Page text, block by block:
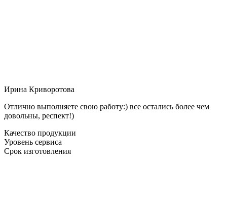
Ирина Криворотова
Отлично выполняете свою работу:) все остались более чем
довольны, респект!)
Качество продукции
Уровень сервиса
Срок изготовления